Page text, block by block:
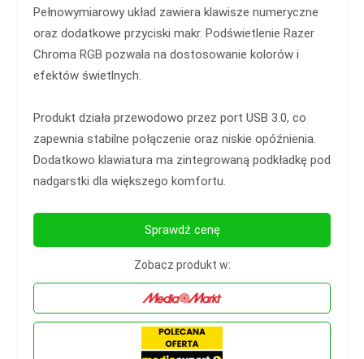
Pełnowymiarowy układ zawiera klawisze numeryczne
oraz dodatkowe przyciski makr. Podświetlenie Razer
Chroma RGB pozwala na dostosowanie kolorów i
efektów świetlnych.
Produkt działa przewodowo przez port USB 3.0, co
zapewnia stabilne połączenie oraz niskie opóźnienia.
Dodatkowo klawiatura ma zintegrowaną podkładkę pod
nadgarstki dla większego komfortu.
Sprawdź cenę
Zobacz produkt w: